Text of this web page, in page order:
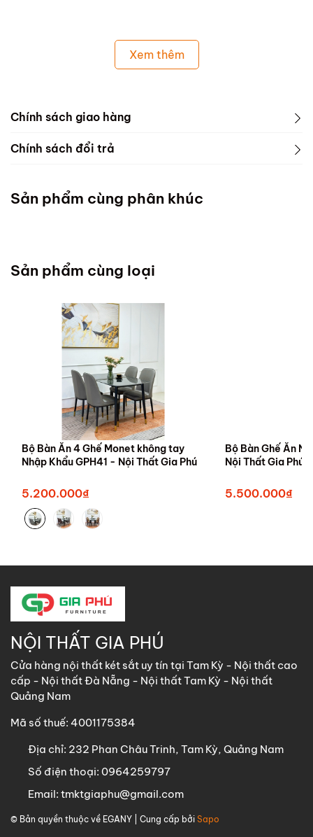
Xem thêm
Chính sách giao hàng
Chính sách đổi trả
Sản phẩm cùng phân khúc
Sản phẩm cùng loại
Bộ Bàn Ăn 4 Ghế Monet không tay
Nhập Khẩu GPH41 - Nội Thất Gia Phú
5.200.000₫
Bộ Bàn Ghế Ăn
Nội Thất Gia Phú
5.500.000₫
NỘI THẤT GIA PHÚ
Cửa hàng nội thất két sắt uy tín tại Tam Kỳ - Nội thất cao
cấp - Nội thất Đà Nẵng - Nội thất Tam Kỳ - Nội thất
Quảng Nam
Mã số thuế: 4001175384
Địa chỉ: 232 Phan Châu Trinh, Tam Kỳ, Quảng Nam
Số điện thoại: 0964259797
Email: tmktgiaphu@gmail.com
© Bản quyền thuộc về EGANY | Cung cấp bởi Sapo